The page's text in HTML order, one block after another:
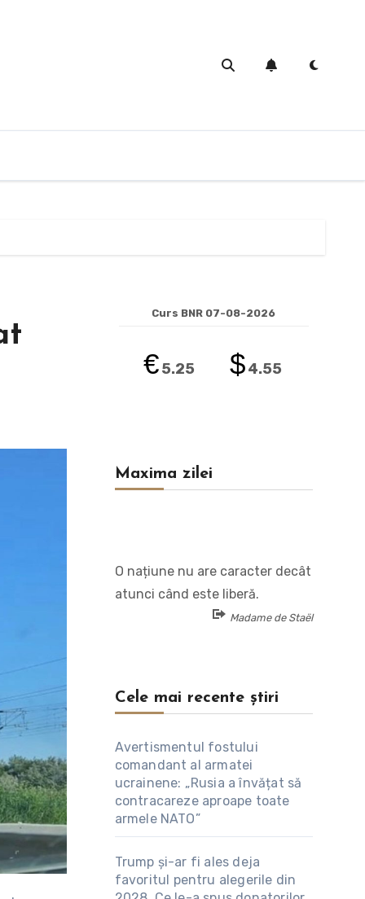
Curs BNR 07-08-2026
€5.25 $4.55
Maxima zilei
O națiune nu are caracter decât
atunci când este liberă.
Madame de Staël
Cele mai recente știri
Avertismentul fostului
comandant al armatei
ucrainene: „Rusia a învățat să
contracareze aproape toate
armele NATO”
Trump și-ar fi ales deja
favoritul pentru alegerile din